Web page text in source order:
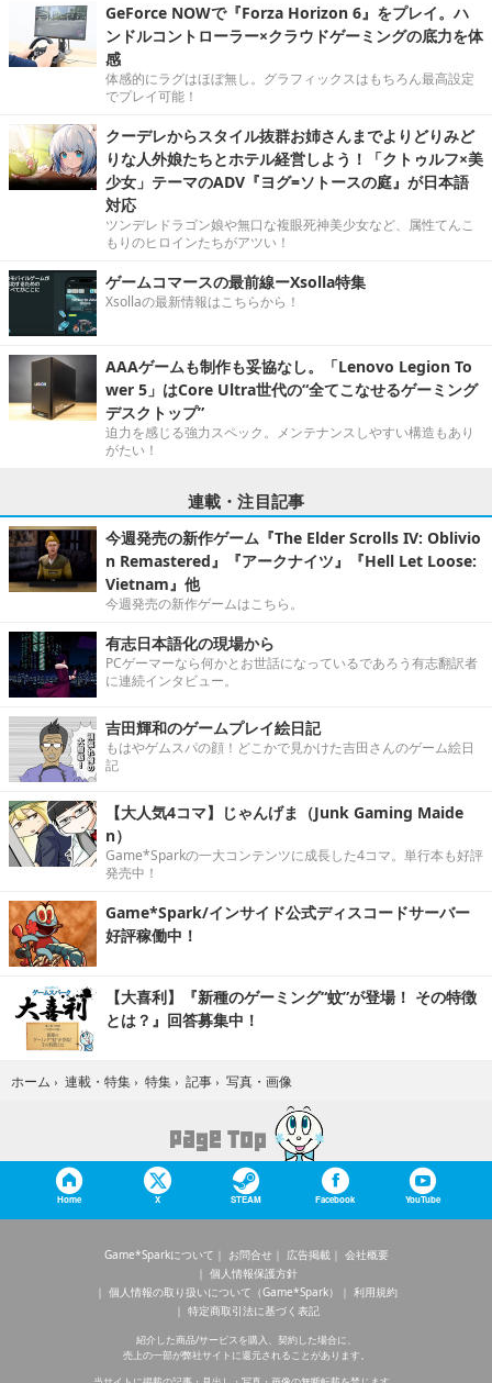
GeForce NOWで『Forza Horizon 6』をプレイ。ハ
ンドルコントローラー×クラウドゲーミングの底力を体
感
体感的にラグはほぼ無し。グラフィックスはもちろん最高設定
でプレイ可能！
クーデレからスタイル抜群お姉さんまでよりどりみど
りな人外娘たちとホテル経営しよう！「クトゥルフ×美
少女」テーマのADV『ヨグ=ソトースの庭』が日本語
対応
ツンデレドラゴン娘や無口な複眼死神美少女など、属性てんこ
もりのヒロインたちがアツい！
ゲームコマースの最前線ーXsolla特集
Xsollaの最新情報はこちらから！
AAAゲームも制作も妥協なし。「Lenovo Legion To
wer 5」はCore Ultra世代の“全てこなせるゲーミング
デスクトップ”
迫力を感じる強力スペック。メンテナンスしやすい構造もあり
がたい！
連載・注目記事
今週発売の新作ゲーム『The Elder Scrolls IV: Oblivio
n Remastered』『アークナイツ』『Hell Let Loose:
Vietnam』他
今週発売の新作ゲームはこちら。
有志日本語化の現場から
PCゲーマーなら何かとお世話になっているであろう有志翻訳者
に連続インタビュー。
吉田輝和のゲームプレイ絵日記
もはやゲムスパの顔！どこかで見かけた吉田さんのゲーム絵日
記
【大人気4コマ】じゃんげま（Junk Gaming Maide
n）
Game*Sparkの一大コンテンツに成長した4コマ。単行本も好評
発売中！
Game*Spark/インサイド公式ディスコードサーバー
好評稼働中！
【大喜利】『新種のゲーミング“蚊”が登場！ その特徴
とは？』回答募集中！
ホーム › 連載・特集 › 特集 › 記事 › 写真・画像
Home X STEAM Facebook YouTube
Game*Sparkについて お問合せ 広告掲載
会社概要
個人情報保護方針
個人情報の取り扱いについて（Game*Spark）
利用規約
特定商取引法に基づく表記
紹介した商品/サービスを購入、契約した場合に、
売上の一部が弊社サイトに還元されることがあります。